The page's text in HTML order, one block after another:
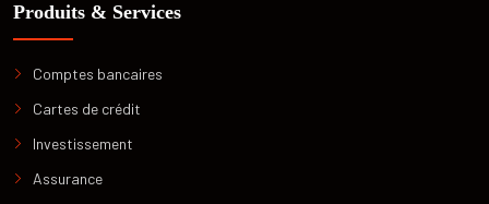
Produits & Services
Comptes bancaires
Cartes de crédit
Investissement
Assurance